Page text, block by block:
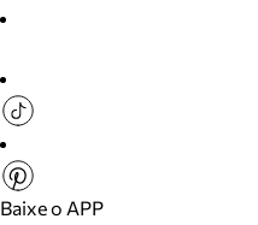
Baixe o APP